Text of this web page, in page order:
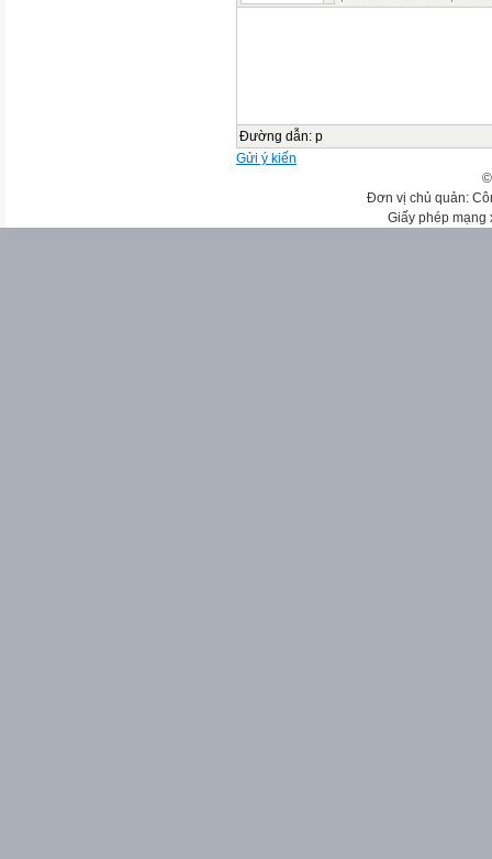
Đường dẫn: p
Gửi ý kiến
Đơn vị chủ quản:
Giấy phép mạng